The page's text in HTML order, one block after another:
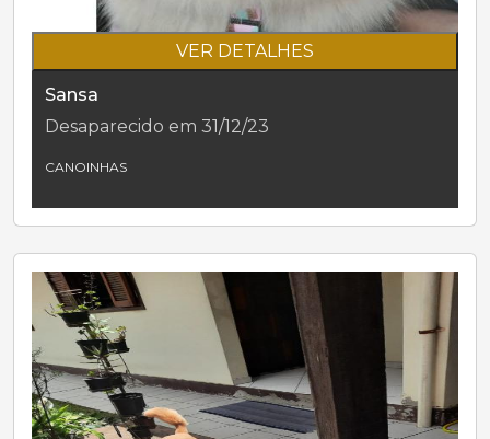
VER DETALHES
Sansa
Desaparecido em 31/12/23
CANOINHAS